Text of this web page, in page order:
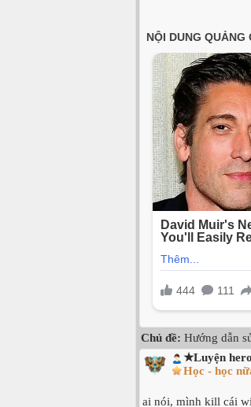
Chủ đề: Hướng dẫn
★Luyện
Học - học
ai nói, mình kill cái